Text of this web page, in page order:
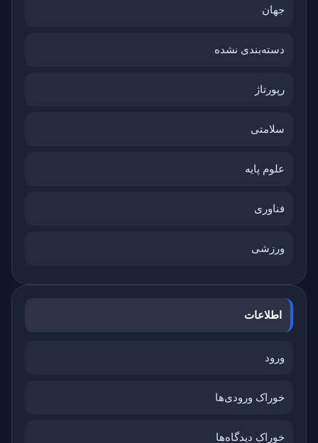
جهان
دسته‌بندی نشده
رپورتاژ
سلامتی
علوم پایه
فناوری
ورزشی
اطلاعات
ورود
خوراک ورودی‌ها
خوراک دیدگاه‌ها